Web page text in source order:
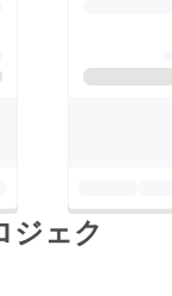
ジェク